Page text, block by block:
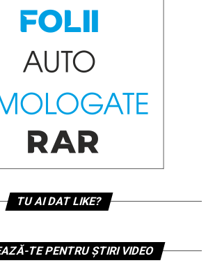
TU AI DAT LIKE?
TE PENTRU ȘTIRI VIDEO